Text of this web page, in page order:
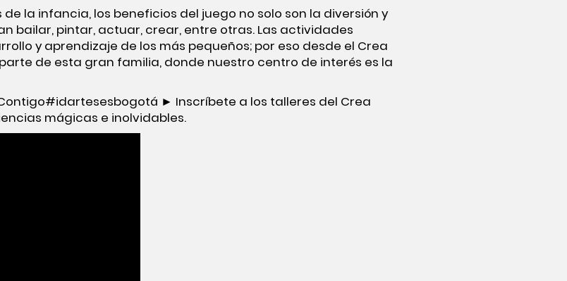
la infancia, los beneficios del juego no solo son la diversión y
bailar, pintar, actuar, crear, entre otras. Las actividades
y aprendizaje de los más pequeños; por eso desde el Crea
de esta gran familia, donde nuestro centro de interés es la
#idartesesbogotá ► Inscríbete a los talleres del Crea
mágicas e inolvidables.